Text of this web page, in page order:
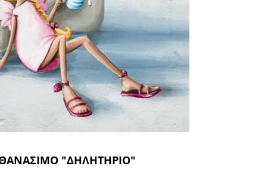
"ΔΗΛΗΤΗΡΙΟ"